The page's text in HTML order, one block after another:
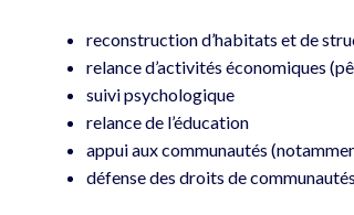
reconstruction d’habitats et de
relance d’activités économiques
suivi psychologique
relance de l’éducation
appui aux communautés
défense des droits de